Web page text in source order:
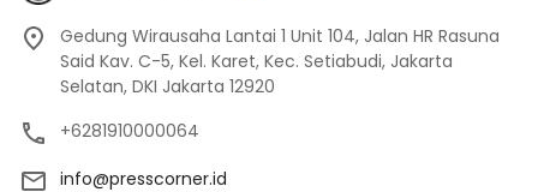
Gedung Wirausaha Lantai 1 Unit 104, Jalan HR Rasuna
Said Kav. C-5, Kel. Karet, Kec. Setiabudi, Jakarta
Selatan, DKI Jakarta 12920
+6281910000064
info@presscorner.id